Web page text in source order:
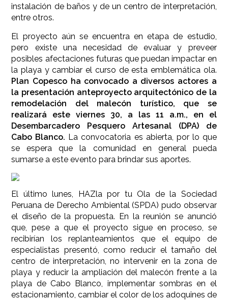
instalación de baños y de un centro de interpretación,
entre otros.
El proyecto aún se encuentra en etapa de estudio,
pero existe una necesidad de evaluar y preveer
posibles afectaciones futuras que puedan impactar en
la playa y cambiar el curso de esta emblemática ola.
Plan Copesco ha convocado a diversos actores a
la presentación anteproyecto arquitectónico de la
remodelación del malecón turístico, que se
realizará este viernes 30, a las 11 a.m., en el
Desembarcadero Pesquero Artesanal (DPA) de
Cabo Blanco. La convocatoria es abierta, por lo que
se espera que la comunidad en general pueda
sumarse a este evento para brindar sus aportes.
El último lunes, HAZla por tu Ola de la Sociedad
Peruana de Derecho Ambiental (SPDA) pudo observar
el diseño de la propuesta. En la reunión se anunció
que, pese a que el proyecto sigue en proceso, se
recibirían los replanteamientos que el equipo de
especialistas presentó, como reducir el tamaño del
centro de interpretación, no intervenir en la zona de
playa y reducir la ampliación del malecón frente a la
playa de Cabo Blanco, implementar sombras en el
estacionamiento, cambiar el color de los adoquines de